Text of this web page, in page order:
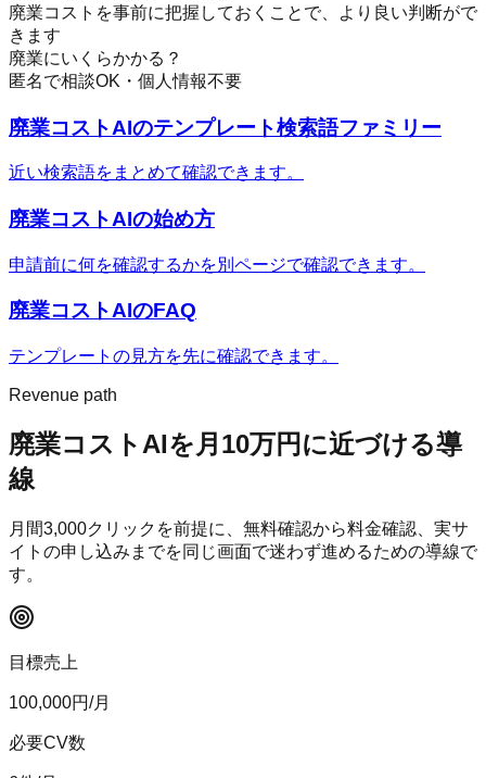
廃業コストを事前に把握しておくことで、より良い判断がで
きます
廃業にいくらかかる？
匿名で相談OK・個人情報不要
廃業コストAIのテンプレート検索語ファミリー
近い検索語をまとめて確認できます。
廃業コストAIの始め方
申請前に何を確認するかを別ページで確認できます。
廃業コストAIのFAQ
テンプレートの見方を先に確認できます。
Revenue path
廃業コストAIを月10万円に近づける導
線
月間3,000クリックを前提に、無料確認から料金確認、実サ
イトの申し込みまでを同じ画面で迷わず進めるための導線で
す。
目標売上
100,000円/月
必要CV数